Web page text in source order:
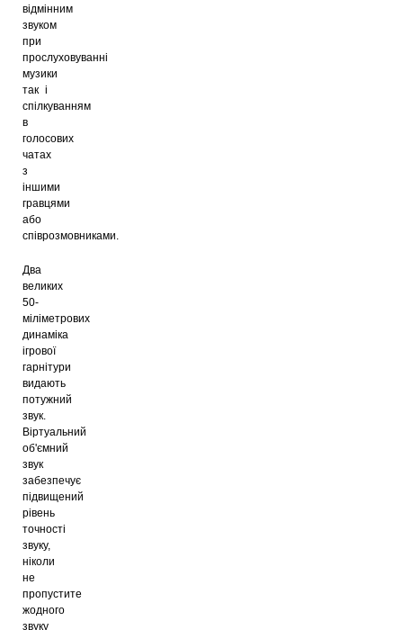
відмінним
звуком
при
прослуховуванні
музики
так і
спілкуванням
в
голосових
чатах
з
іншими
гравцями
або
співрозмовниками.
Два
великих
50-
міліметрових
динаміка
ігрової
гарнітури
видають
потужний
звук.
Віртуальний
об'ємний
звук
забезпечує
підвищений
рівень
точності
звуку,
ніколи
не
пропустите
жодного
звуку